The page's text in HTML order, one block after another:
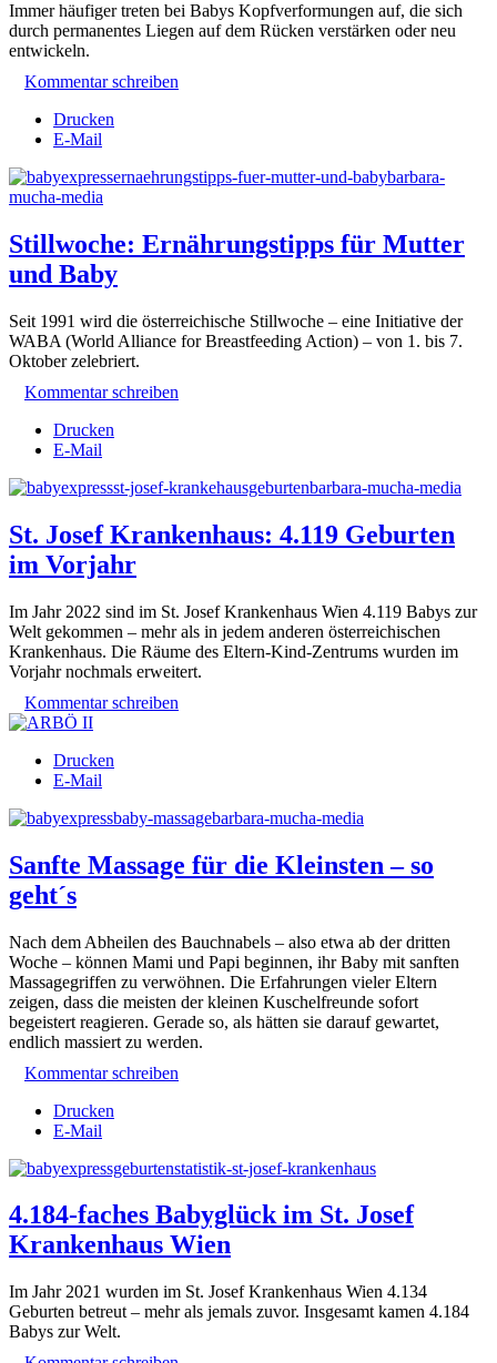
Immer häufiger treten bei Babys Kopfverformungen auf, die sich
durch permanentes Liegen auf dem Rücken verstärken oder neu
entwickeln.
Kommentar schreiben
Drucken
E-Mail
Stillwoche: Ernährungstipps für Mutter
und Baby
Seit 1991 wird die österreichische Stillwoche – eine Initiative der
WABA (World Alliance for Breastfeeding Action) – von 1. bis 7.
Oktober zelebriert.
Kommentar schreiben
Drucken
E-Mail
St. Josef Krankenhaus: 4.119 Geburten
im Vorjahr
Im Jahr 2022 sind im St. Josef Krankenhaus Wien 4.119 Babys zur
Welt gekommen – mehr als in jedem anderen österreichischen
Krankenhaus. Die Räume des Eltern-Kind-Zentrums wurden im
Vorjahr nochmals erweitert.
Kommentar schreiben
Drucken
E-Mail
Sanfte Massage für die Kleinsten – so
geht´s
Nach dem Abheilen des Bauchnabels – also etwa ab der dritten
Woche – können Mami und Papi beginnen, ihr Baby mit sanften
Massagegriffen zu verwöhnen. Die Erfahrungen vieler Eltern
zeigen, dass die meisten der kleinen Kuschelfreunde sofort
begeistert reagieren. Gerade so, als hätten sie darauf gewartet,
endlich massiert zu werden.
Kommentar schreiben
Drucken
E-Mail
4.184-faches Babyglück im St. Josef
Krankenhaus Wien
Im Jahr 2021 wurden im St. Josef Krankenhaus Wien 4.134
Geburten betreut – mehr als jemals zuvor. Insgesamt kamen 4.184
Babys zur Welt.